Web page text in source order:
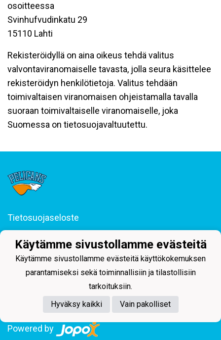
osoitteessa
Svinhufvudinkatu 29
15110 Lahti
Rekisteröidyllä on aina oikeus tehdä valitus
valvontaviranomaiselle tavasta, jolla seura käsittelee
rekisteröidyn henkilötietoja. Valitus tehdään
toimivaltaisen viranomaisen ohjeistamalla tavalla
suoraan toimivaltaiselle viranomaiselle, joka
Suomessa on tietosuojavaltuutettu.
Tietosuojaseloste
Junior-Pelicans ry
Svinhufvudinkatu 29, 15110 Lahti
044 255 1975 toimisto@juniorpelicans.fi
Toimisto avoinna ma-pe klo 9-15
Powered by
Käytämme sivustollamme evästeitä
Käytämme sivustollamme evästeitä käyttökokemuksen
parantamiseksi sekä toiminnallisiin ja tilastollisiin
tarkoituksiin.
Hyväksy kaikki
Vain pakolliset